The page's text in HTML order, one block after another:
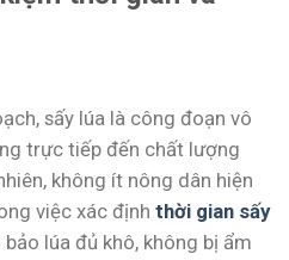
sấy lúa là công đoạn vô
trực tiếp đến chất lượng
không ít nông dân hiện
việc xác định thời gian sấy
lúa đủ khô, không bị ẩm